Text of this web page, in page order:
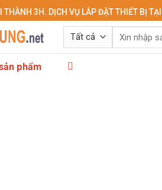
THÀNH 3H. DỊCH VỤ LẮP ĐẶT THIẾT BỊ
Tìm
kiếm:
phẩm